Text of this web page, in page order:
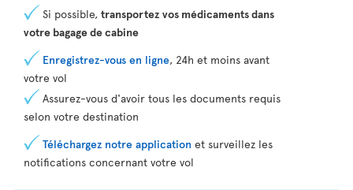
Si possible, transportez vos médicaments dans
votre bagage de cabine
Enregistrez-vous en ligne, 24h et moins avant
votre vol
Assurez-vous d'avoir tous les documents requis
selon votre destination
Téléchargez notre application et surveillez les
notifications concernant votre vol